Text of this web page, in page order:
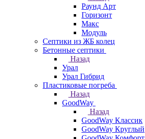
Раунд Арт
Горизонт
Макс
Модуль
Септики из ЖБ колец
Бетонные септики
Назад
Урал
Урал Гибрид
Пластиковые погреба
Назад
GoodWay
Назад
GoodWay Классик
GoodWay Круглый